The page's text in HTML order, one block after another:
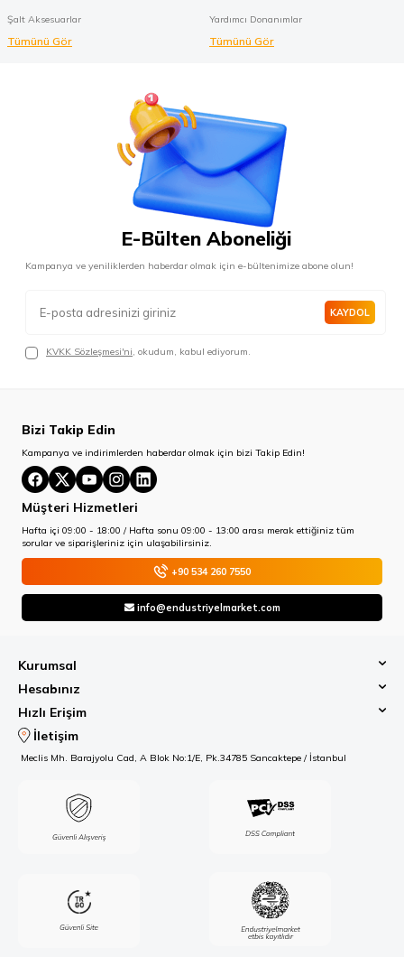
Şalt Aksesuarlar
Tümünü Gör
Yardımcı Donanımlar
Tümünü Gör
E-Bülten Aboneliği
Kampanya ve yeniliklerden haberdar olmak için e-bültenimize abone olun!
KAYDOL
KVKK Sözleşmesi'ni, okudum, kabul ediyorum.
Bizi Takip Edin
Kampanya ve indirimlerden haberdar olmak için bizi Takip Edin!
Müşteri Hizmetleri
Hafta içi 09:00 - 18:00 / Hafta sonu 09:00 - 13:00 arası merak ettiğiniz tüm
sorular ve siparişleriniz için ulaşabilirsiniz.
+90 534 260 7550
info@endustriyelmarket.com
Kurumsal
Hesabınız
Hızlı Erişim
İletişim
Meclis Mh. Barajyolu Cad, A Blok No:1/E, Pk.34785 Sancaktepe / İstanbul